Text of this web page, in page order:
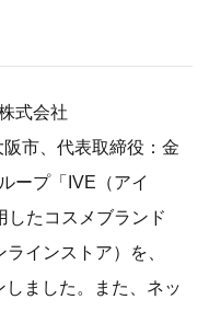
式会社
市、代表取締役：金
ープ「IVE（アイ
したコスメブランド
インストア）を、
ました。また、ネッ